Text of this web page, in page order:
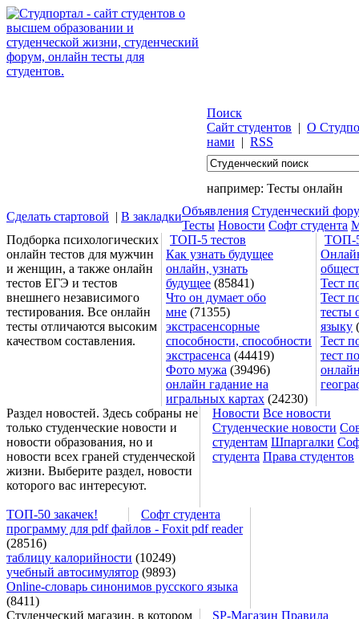
Поиск
Сайт студентов | О
нами | RSS
например: Тесты онлайн
Сделать стартовой | В закладкиОбъявления Студенческий
Тесты Новости Софт студента
Подборка психологических
онлайн тестов для мужчин
и женщин, а также онлайн
тестов ЕГЭ и тестов
внешнего независимого
тестирования. Все онлайн
тесты отличаются высоким
качеством составления.
ТОП-5 тестов
ТОП-
Как узнать будущее
онлайн, узнать
будущее (85841)
Что он думает обо
мне (71355)
экстрасенсорные
способности, способности
экстрасенса (44419)
Фото мужа (39496)
онлайн гадание на
игральных картах (24230)
Тест
Тест
тесты
языку
Тест
тест
Раздел новостей. Здесь собраны не
только студенческие новости и
новости образования, но и
новости всех граней студенческой
жизни. Выберите раздел, новости
которого вас интересуют.
Новости Все новости
Студенческие новости
студентам Шпаргалки
студента Права студентов
ТОП-50 закачек!
Софт студента
программу для pdf файлов - Foxit pdf reader
(28516)
таблицу калорийности (10249)
учебный автосимулятор (9893)
Online-словарь синонимов русского языка
(8411)
Студенческий магазин, в котором
SP-Магазин Правила